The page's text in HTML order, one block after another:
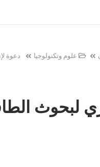
علوم وتكنولوجيا
دعوة
لبحوث